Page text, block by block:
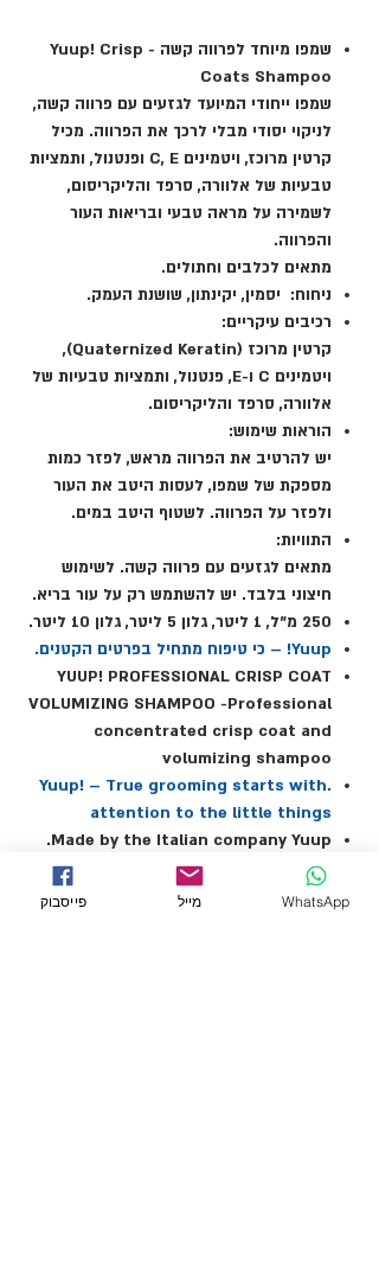
שמפו מיוחד לפרווה קשה - Yuup! Crisp
Coats Shampoo
שמפו ייחודי המיועד לגזעים עם פרווה קשה,
לניקוי יסודי מבלי לרכך את הפרווה. מכיל
קרטין מרוכז, ויטמינים C, E ופנטנול, ותמציות
טבעיות של אלוורה, סרפד והליקריסום,
לשמירה על מראה טבעי ובריאות העור
והפרווה.
מתאים לכלבים וחתולים.
ניחוח: יסמין, יקינתון, שושנת העמק.
רכיבים עיקריים:
קרטין מרוכז (Quaternized Keratin),
ויטמינים C ו-E, פנטנול, ותמציות טבעיות של
אלוורה, סרפד והליקריסום.
הוראות שימוש:
יש להרטיב את הפרווה מראש, לפזר כמות
מספקת של שמפו, לעסות היטב את העור
ולפזר על הפרווה. לשטוף היטב במים.
התוויות:
מתאים לגזעים עם פרווה קשה. לשימוש
חיצוני בלבד. יש להשתמש רק על עור בריא.
250 מ"ל, 1 ליטר, גלון 5 ליטר, גלון 10 ליטר.
Yuup! – כי טיפוח מתחיל בפרטים הקטנים.
YUUP! PROFESSIONAL CRISP COAT
VOLUMIZING SHAMPOO -Professional
concentrated crisp coat and
volumizing shampoo
.Yuup! – True grooming starts with
attention to the little things
Made by the Italian company Yuup.
פייסבוק מייל WhatsApp